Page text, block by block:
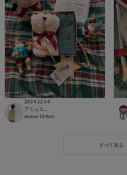
2024.12.04
akane 164cm